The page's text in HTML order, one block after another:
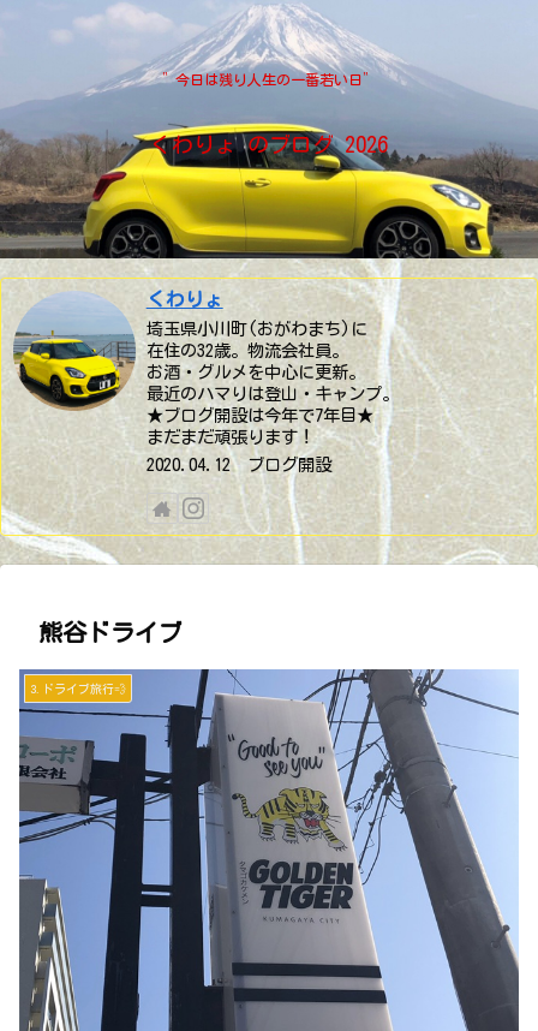
”今日は残り人生の一番若い日”
くわりょ のブログ 2026
くわりょ
埼玉県小川町(おがわまち)に
在住の32歳。物流会社員。
お酒・グルメを中心に更新。
最近のハマりは登山・キャンプ。
★ブログ開設は今年で7年目★
まだまだ頑張ります！
2020.04.12 ブログ開設
熊谷ドライブ
3.ドライブ旅行💨